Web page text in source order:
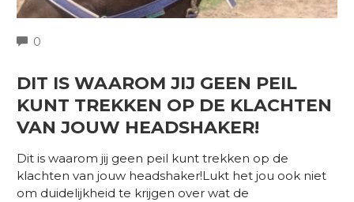
0
DIT IS WAAROM JIJ GEEN PEIL
KUNT TREKKEN OP DE KLACHTEN
VAN JOUW HEADSHAKER!
Dit is waarom jij geen peil kunt trekken op de
klachten van jouw headshaker!Lukt het jou ook niet
om duidelijkheid te krijgen over wat de